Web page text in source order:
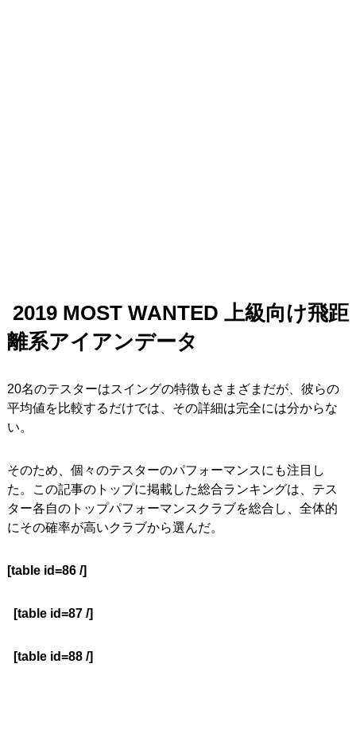
2019 MOST WANTED 上級向け飛距
離系アイアンデータ
20名のテスターはスイングの特徴もさまざまだが、彼らの
平均値を比較するだけでは、その詳細は完全には分からな
い。
そのため、個々のテスターのパフォーマンスにも注目し
た。この記事のトップに掲載した総合ランキングは、テス
ター各自のトップパフォーマンスクラブを総合し、全体的
にその確率が高いクラブから選んだ。
[table id=86 /]
[table id=87 /]
[table id=88 /]